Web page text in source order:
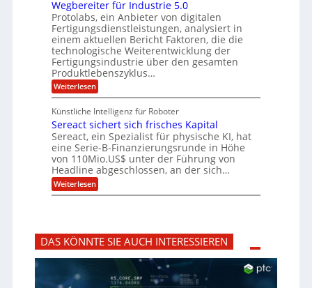
n
a
m
e
r
i
k
a
r
t
r
u
m
f
ü
r
3
D
-
r
u
c
k
r
d
e
n
M
a
s
c
h
i
e
n
-
u
n
d
A
n
l
n
b
a
q
u
a
n
t
e
n
k
r
y
p
t
o
g
r
a
f
i
e
:
f
z
e
i
Wegbereiter für Industrie 5.0
Protolabs, ein Anbieter von digitalen
Fertigungsdienstleistungen, analysiert in
einem aktuellen Bericht Faktoren, die die
technologische Weiterentwicklung der
Fertigungsindustrie über den gesamten
Produktlebenszyklus…
Weiterlesen:
P
o
t
o
l
a
b
s
-
R
r
t
i
d
Künstliche Intelligenz für Roboter
Sereact sichert sich frisches Kapital
Sereact, ein Spezialist für physische KI, hat
eine Serie-B-Finanzierungsrunde in Höhe
von 110Mio.US$ unter der Führung von
Headline abgeschlossen, an der sich…
Weiterlesen:
S
a
c
t
s
DAS KÖNNTE SIE AUCH INTERESSIEREN